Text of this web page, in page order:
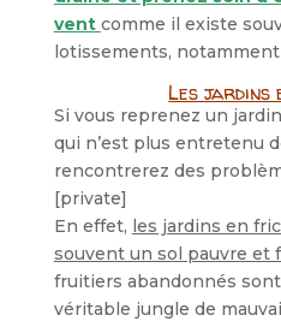
vent comme il existe
lotissements,
Les jardins
Si vous reprenez un
qui n’est plus entretenu
rencontrerez des
[private]
En effet, les jardins en
souvent un sol pauvre et
fruitiers abandonnés
véritable jungle de